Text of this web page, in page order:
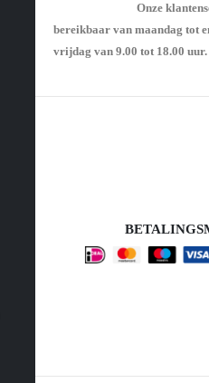
Onze
bereikbaar van maandag tot
vrijdag van 9.00 tot 18.00 uur.